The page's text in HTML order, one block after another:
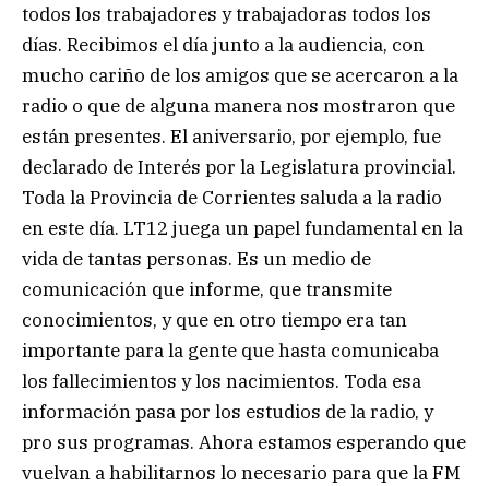
todos los trabajadores y trabajadoras todos los
días. Recibimos el día junto a la audiencia, con
mucho cariño de los amigos que se acercaron a la
radio o que de alguna manera nos mostraron que
están presentes. El aniversario, por ejemplo, fue
declarado de Interés por la Legislatura provincial.
Toda la Provincia de Corrientes saluda a la radio
en este día. LT12 juega un papel fundamental en la
vida de tantas personas. Es un medio de
comunicación que informe, que transmite
conocimientos, y que en otro tiempo era tan
importante para la gente que hasta comunicaba
los fallecimientos y los nacimientos. Toda esa
información pasa por los estudios de la radio, y
pro sus programas. Ahora estamos esperando que
vuelvan a habilitarnos lo necesario para que la FM